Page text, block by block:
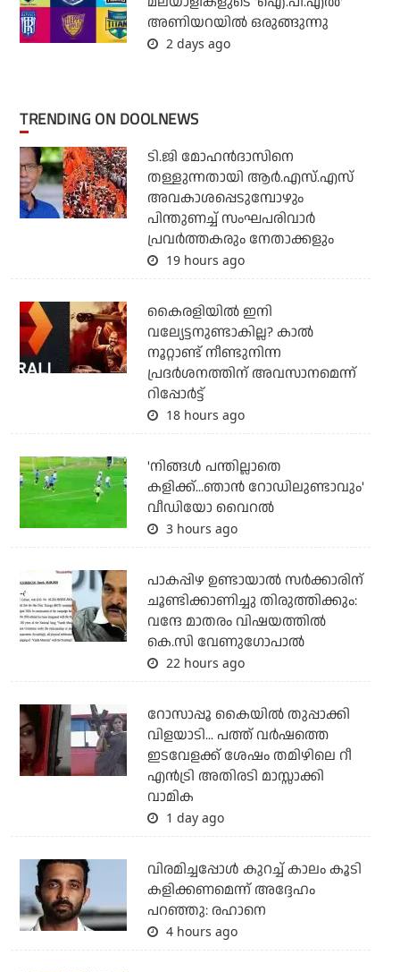
അണിയറയില്‍ ഒരുങ്ങുന്നു
2 days ago
TRENDING ON DOOLNEWS
ടി.ജി മോഹന്‍ദാസിനെ
തള്ളുന്നതായി ആര്‍.എസ്.എസ്
അവകാശപ്പെടുമ്പോഴും
പിന്തുണച്ച് സംഘപരിവാര്‍
പ്രവര്‍ത്തകരും നേതാക്കളും
19 hours ago
കൈരളിയില്‍ ഇനി
വല്യേട്ടനുണ്ടാകില്ല? കാല്‍
നൂറ്റാണ്ട് നീണ്ടുനിന്ന
പ്രദര്‍ശനത്തിന് അവസാനമെന്ന്
റിപ്പോര്‍ട്ട്
18 hours ago
'നിങ്ങള്‍ പന്തില്ലാതെ
കളിക്ക്...ഞാന്‍ റോഡിലുണ്ടാവും'
വീഡിയോ വൈറല്‍
3 hours ago
പാകപ്പിഴ ഉണ്ടായാല്‍ സര്‍ക്കാരിന്
ചൂണ്ടിക്കാണിച്ചു തിരുത്തിക്കും:
വന്ദേ മാതരം വിഷയത്തില്‍
കെ.സി വേണുഗോപാല്‍
22 hours ago
റോസാപ്പൂ കൈയില്‍ തുപ്പാക്കി
വിളയാടി... പത്ത് വര്‍ഷത്തെ
ഇടവേളക്ക് ശേഷം തമിഴിലെ റീ
എന്‍ട്രി അതിരടി മാസ്സാക്കി
വാമിക
1 day ago
വിരമിച്ചപ്പോള്‍ കുറച്ച് കാലം കൂടി
കളിക്കണമെന്ന് അദ്ദേഹം
പറഞ്ഞു: രഹാനെ
4 hours ago